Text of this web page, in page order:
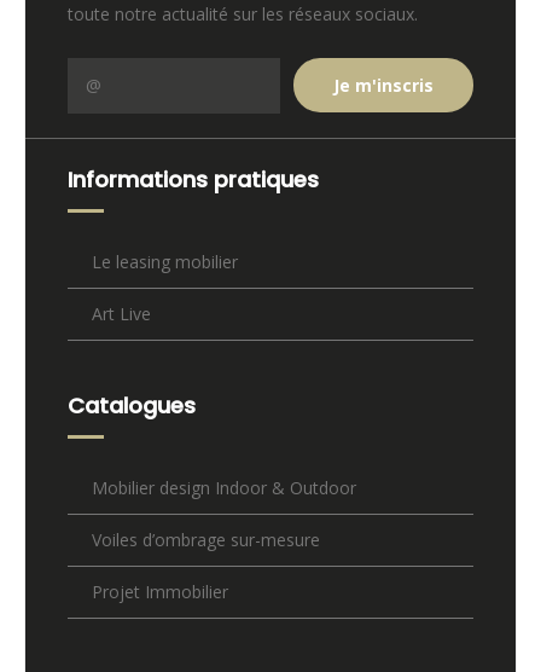
toute notre actualité sur les réseaux sociaux.
Informations pratiques
Le leasing mobilier
Art Live
Catalogues
Mobilier design Indoor & Outdoor
Voiles d’ombrage sur-mesure
Projet Immobilier